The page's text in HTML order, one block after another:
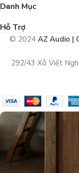
Danh Mục
Hỗ Trợ
© 2024 AZ Audio |
292/43 Xô Viết